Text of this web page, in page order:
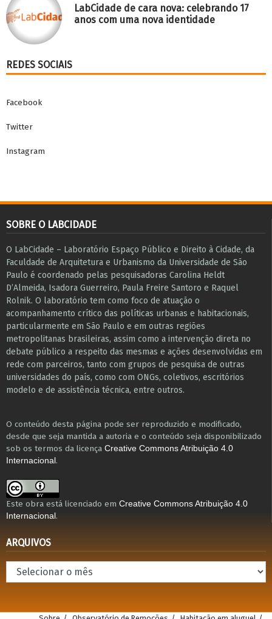
LabCidade de cara nova: celebrando 17
anos com uma nova identidade
REDES SOCIAIS
Facebook
Twitter
Instagram
SOBRE O LABCIDADE
O LabCidade – Laboratório Espaço Público e Direito à Cidade, da
Faculdade de Arquitetura e Urbanismo da Universidade de São
Paulo é coordenado pelas pesquisadoras Carolina Heldt
D’Almeida, Isadora Guerreiro, Paula Freire Santoro e Raquel
Rolnik. O laboratório tem como foco de atuação o
acompanhamento crítico das políticas urbanas e habitacionais,
particularmente em São Paulo e ​em outras regiões
metropolitanas brasileiras, assim como a intervenção direta no
debate público a respeito das mesmas e ações desenvolvidas em
r​e​de com parceiros, tanto com grupos de pesquisa ​de outras
universidades do país, como com ONGs, coletivos, escritórios
modelo e de assistência técnica​, entre outros​.
O conteúdo desta página pode ser reproduzido e modificado,
desde que seja mantida a autoria e o conteúdo seja disponibilizado
sob os termos da licença Creative Commons Atribuição 4.0
Internacional .
Este obra está licenciado em Creative Commons Atribuição 4.0
Internacional .
ARQUIVOS
Arquivos